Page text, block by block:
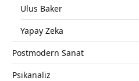
Ulus Baker
Yapay Zeka
Postmodern Sanat
Psikanaliz